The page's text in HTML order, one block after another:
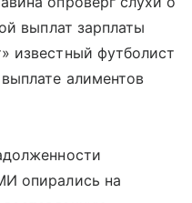
выплат зарплаты
известный футболист
алиментов
опирались на